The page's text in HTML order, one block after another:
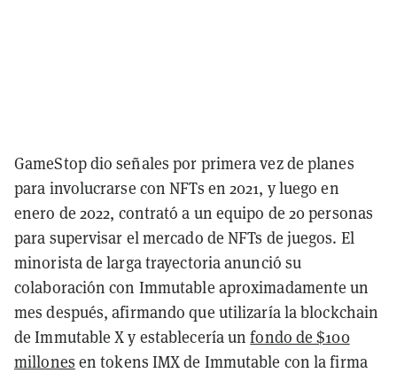
GameStop dio señales por primera vez de planes
para involucrarse con NFTs en 2021, y luego en
enero de 2022, contrató a un equipo de 20 personas
para supervisar el mercado de NFTs de juegos. El
minorista de larga trayectoria anunció su
colaboración con Immutable aproximadamente un
mes después, afirmando que utilizaría la blockchain
de Immutable X y establecería unfondo de $100
millones en tokens IMX de Immutable con la firma